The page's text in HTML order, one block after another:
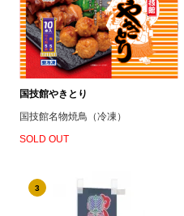
国技館やきとり
国技館名物焼鳥（冷凍）
SOLD OUT
3